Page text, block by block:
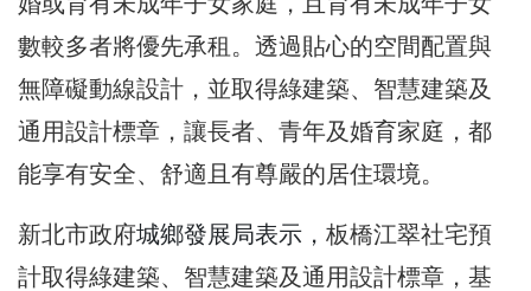
數較多者將優先承租。透過貼心的空間配置與
無障礙動線設計，並取得綠建築、智慧建築及
通用設計標章，讓長者、青年及婚育家庭，都
能享有安全、舒適且有尊嚴的居住環境。
新北市政府城鄉發展局表示， 板橋江翠社宅預
計取得綠建築、智慧建築及通用設計標章，基